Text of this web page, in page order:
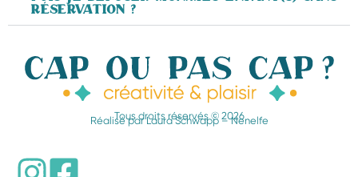
réservation ?
Tous droits réservés © 2026
Réalisé parLaura Schwapp – Nenelfe